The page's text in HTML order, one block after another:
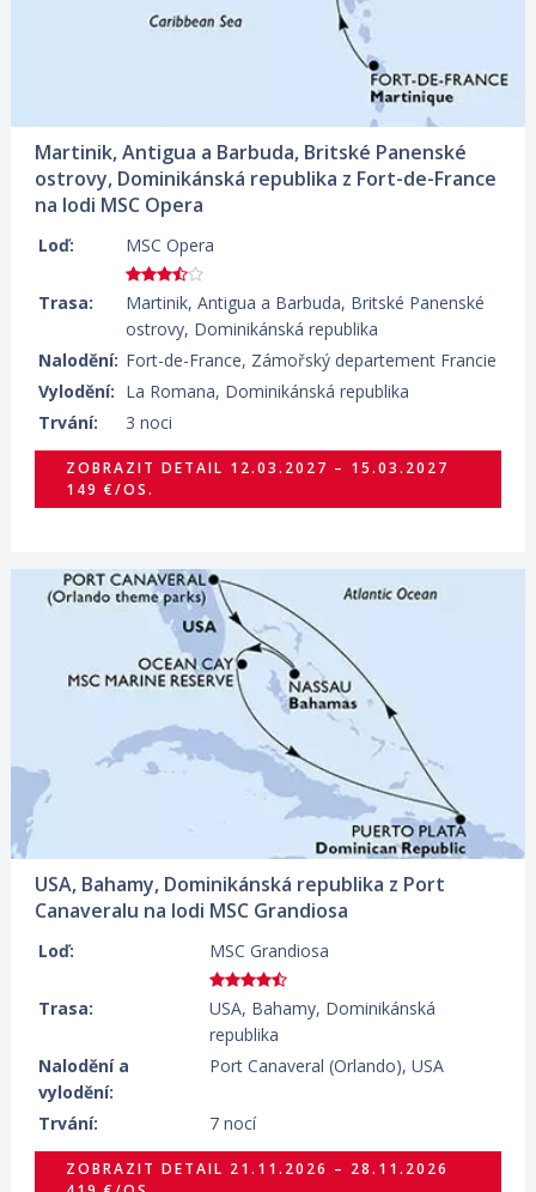
Martinik, Antigua a Barbuda, Britské Panenské
ostrovy, Dominikánská republika z Fort-de-France
na lodi MSC Opera
Loď: MSC Opera
Trasa:
Martinik, Antigua a Barbuda, Britské Panenské
ostrovy, Dominikánská republika
Nalodění: Fort-de-France, Zámořský departement Francie
Vylodění: La Romana, Dominikánská republika
Trvání:
3 noci
ZOBRAZIT DETAIL 12.03.2027 – 15.03.2027
149 €/OS.
USA, Bahamy, Dominikánská republika z Port
Canaveralu na lodi MSC Grandiosa
Loď: MSC Grandiosa
Trasa:
USA, Bahamy, Dominikánská
republika
Nalodění a
vylodění:
Port Canaveral (Orlando), USA
Trvání: 7 nocí
21.11.2026 – 28.11.2026
ZOBRAZIT DETAIL
05.12.2026 – 12.12.2026
329 €/OS.
ZOBRAZIT DETAIL
19.12.2026 – 26.12.2026
599 €/OS.
ZOBRAZIT DETAIL
02.01.2027 – 09.01.2027
389 €/OS.
ZOBRAZIT DETAIL
16.01.2027 – 23.01.2027
ZOBRAZIT DETAIL
30.01.2027 – 06.02.2027
27.02.2027 – 06.03.2027
ZOBRAZIT DETAIL 21.11.2026 – 28.11.2026